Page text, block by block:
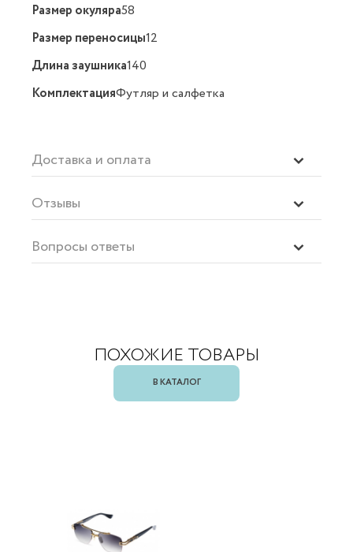
Размер окуляра58
Размер переносицы12
Длина заушника140
КомплектацияФутляр и салфетка
Доставка и оплата
Отзывы
Вопросы ответы
ПОХОЖИЕ ТОВАРЫ
В КАТАЛОГ